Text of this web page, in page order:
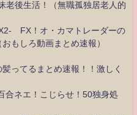
老後生活！（無職孤独居老人的
FX！オ・カマトレーダーの
もしろ動画まとめ速報）
ってるまとめ速報！！激しく
合ネエ！こじらせ！50独身処